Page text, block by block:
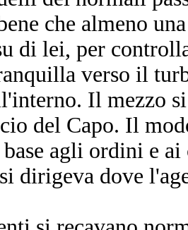
che almeno
di lei, per
verso il
Il mezzo
del Capo. Il
agli ordini e
dirigeva dove